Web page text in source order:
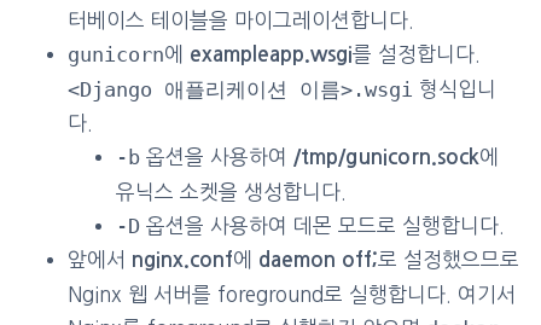
터베이스 테이블을 마이그레이션합니다.
gunicorn에 exampleapp.wsgi를 설정합니다.
<Django 애플리케이션 이름>.wsgi 형식입니
다.
-b 옵션을 사용하여 /tmp/gunicorn.sock에
유닉스 소켓을 생성합니다.
-D 옵션을 사용하여 데몬 모드로 실행합니다.
앞에서 nginx.conf에 daemon off;로 설정했으므로
Nginx 웹 서버를 foreground로 실행합니다. 여기서